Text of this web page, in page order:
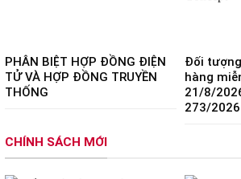
PHÂN BIỆT HỢP ĐỒNG ĐIỆN
TỬ VÀ HỢP ĐỒNG TRUYỀN
THỐNG
Đối
hàng
21/8/
273/2026
CHÍNH SÁCH MỚI